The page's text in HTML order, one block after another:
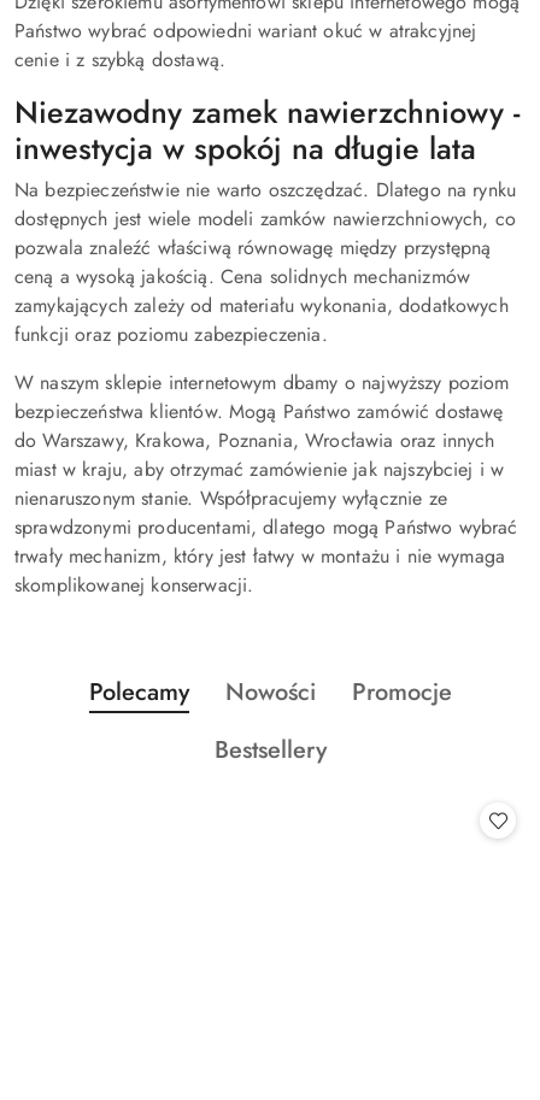
Państwo wybrać odpowiedni wariant okuć w atrakcyjnej
cenie i z szybką dostawą.
Niezawodny zamek nawierzchniowy -
inwestycja w spokój na długie lata
Na bezpieczeństwie nie warto oszczędzać. Dlatego na rynku
dostępnych jest wiele modeli zamków nawierzchniowych, co
pozwala znaleźć właściwą równowagę między przystępną
ceną a wysoką jakością. Cena solidnych mechanizmów
zamykających zależy od materiału wykonania, dodatkowych
funkcji oraz poziomu zabezpieczenia.
W naszym sklepie internetowym dbamy o najwyższy poziom
bezpieczeństwa klientów. Mogą Państwo zamówić dostawę
do Warszawy, Krakowa, Poznania, Wrocławia oraz innych
miast w kraju, aby otrzymać zamówienie jak najszybciej i w
nienaruszonym stanie. Współpracujemy wyłącznie ze
sprawdzonymi producentami, dlatego mogą Państwo wybrać
trwały mechanizm, który jest łatwy w montażu i nie wymaga
skomplikowanej konserwacji.
Pomiń karuzelę produktów
Produkty
o
Polecamy
Produkty
statusie:
Nowości
Produkty
Promocje
Produkty
Bestsellery